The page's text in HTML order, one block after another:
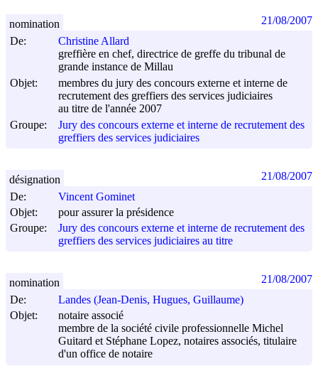
De:
Christine Allard
greffière en chef, directrice de greffe du tribunal de
grande instance de Millau
Objet:
membres du jury des concours externe et interne de
recrutement des greffiers des services judiciaires
au titre de l'année 2007
Groupe:
Jury des concours externe et interne de recrutement des
greffiers des services judiciaires
nomination 21/08/2007
De:
Vincent Gominet
Objet:
pour assurer la présidence
Groupe:
Jury des concours externe et interne de recrutement des
greffiers des services judiciaires au titre
désignation 21/08/2007
De:
Landes (Jean-Denis, Hugues, Guillaume)
Objet:
notaire associé
membre de la société civile professionnelle Michel
Guitard et Stéphane Lopez, notaires associés, titulaire
d'un office de notaire
nomination 21/08/2007